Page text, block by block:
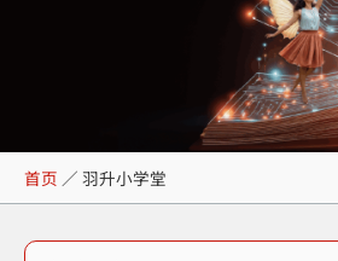
羽升小学堂
首页 ／ 羽升小学堂